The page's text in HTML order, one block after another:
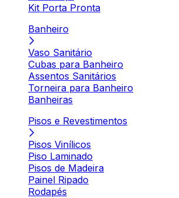
Kit Porta Pronta
Banheiro
Vaso Sanitário
Cubas para Banheiro
Assentos Sanitários
Torneira para Banheiro
Banheiras
Pisos e Revestimentos
Pisos Vinílicos
Piso Laminado
Pisos de Madeira
Painel Ripado
Rodapés